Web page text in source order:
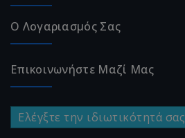
Ο Λογαριασμός Σας
Επικοινωνήστε Μαζί Μας
Ελέγξτε την ιδιωτικότητά σας